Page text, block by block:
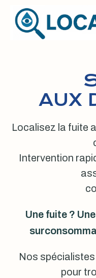
AUX
Localisez la fuite
Intervention
Une fuite ?
Nos
pour